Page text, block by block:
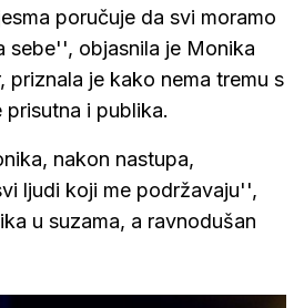
poručuje da svi moramo
sebe'', objasnila je Monika
priznala je kako nema tremu s
i publika.
nakon nastupa,
ljudi koji me podržavaju'',
u suzama, a ravnodušan